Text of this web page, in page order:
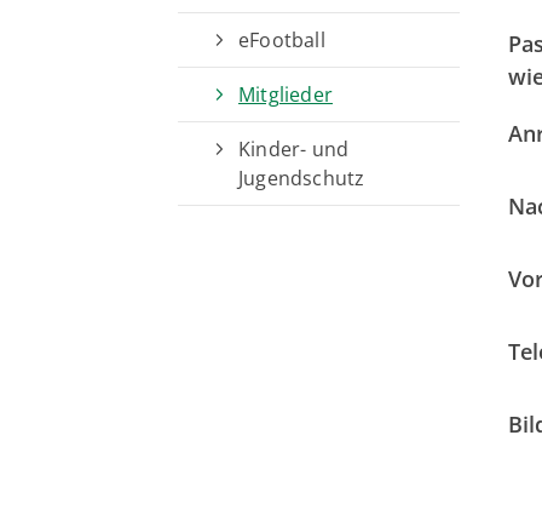
eFootball
Mitglieder
Kinder- und
Jugendschutz